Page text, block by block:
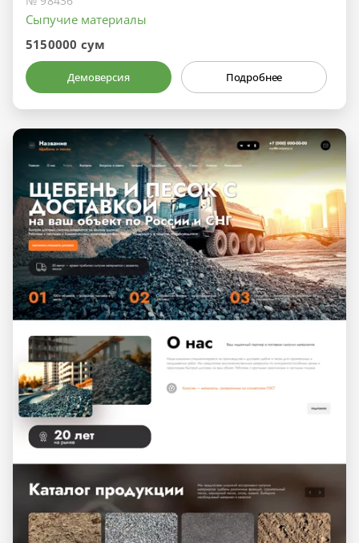
Сыпучие материалы
5150000 сум
Демоверсия Подробнее